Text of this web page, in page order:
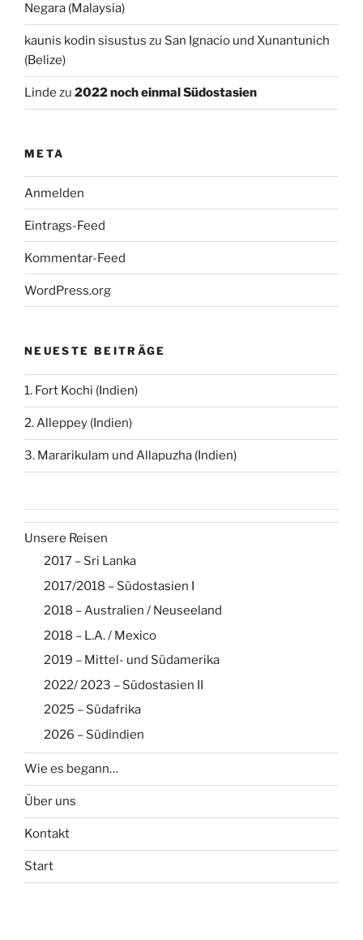
Negara (Malaysia)
kaunis kodin sisustus zu San Ignacio und Xunantunich
(Belize)
Linde zu 2022 noch einmal Südostasien
META
Anmelden
Eintrags-Feed
Kommentar-Feed
WordPress.org
NEUESTE BEITRÄGE
1. Fort Kochi (Indien)
2. Alleppey (Indien)
3. Mararikulam und Allapuzha (Indien)
Unsere Reisen
2017 – Sri Lanka
2017/2018 – Südostasien I
2018 – Australien / Neuseeland
2018 – L.A. / Mexico
2019 – Mittel- und Südamerika
2022/ 2023 – Südostasien II
2025 – Südafrika
2026 – Südindien
Wie es begann…
Über uns
Kontakt
Start